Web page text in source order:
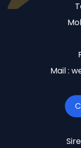
Mail :